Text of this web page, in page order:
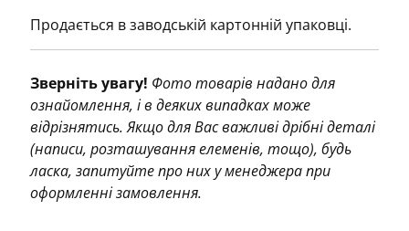
Продається в заводській картонній упаковці.
Зверніть увагу! Фото товарів надано для
ознайомлення, і в деяких випадках може
відрізнятись. Якщо для Вас важливі дрібні деталі
(написи, розташування елеменів, тощо), будь
ласка, запитуйте про них у менеджера при
оформленні замовлення.